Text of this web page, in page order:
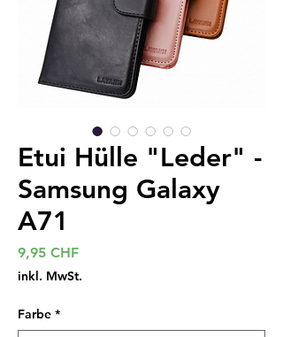
Etui Hülle "Leder" -
Samsung Galaxy
A71
9,95 CHFPreis
inkl. MwSt.
Farbe *